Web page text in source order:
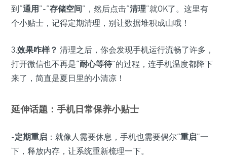
到“通用”-“存储空间”，然后点击“清理”就OK了。这里有
个小贴士，记得定期清理，别让数据堆积成山哦！
3.效果咋样？ 清理之后，你会发现手机运行流畅了许多，
打开微信也不再是“耐心等待”的过程，连手机温度都降下
来了，简直是夏日里的小清凉！
延伸话题：手机日常保养小贴士
-定期重启 ：就像人需要休息，手机也需要偶尔“重启”一
下，释放内存，让系统重新梳理一下。